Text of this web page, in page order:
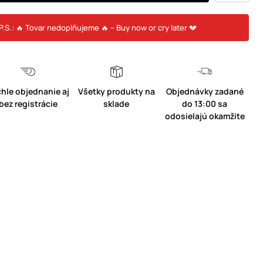
🔥 Tovar nedoplňujeme 🔥 – Buy now or cry later 💔
objednanie aj
registrácie
Všetky produkty na
sklade
Objednávky zadané
do 13:00 sa
odosielajú okamžite